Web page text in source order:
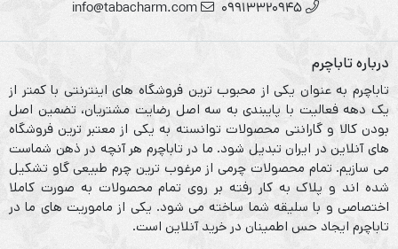
09913320945
info@tabacharm.com
درباره تاباچرم
تاباچرم به عنوان یکی از محبوب ترین فروشگاه های اینترنتی با کمتر از
یک دهه فعالیت با پایبندی به سه اصل رضایت مشتریان، تضمین اصل
بودن کالا و گارانتی محصولات توانسته به یکی از معتبر ترین فروشگاه
های آنلاین در ایران تبدیل شود. ما در تاباچرم هر آنچه در ذهن شماست
می سازیم. تمام محصولات چرمی از مرغوب ترین چرم طبیعی گاو تشکیل
شده اند و پلاک به کار رفته بر روی تمام محصولات به صورت کاملا
اختصاصی و با سلیقه شما ساخته می شود. یکی از ماموریت های ما در
تاباچرم ایجاد حس اطمینان در خرید آنلاین است.